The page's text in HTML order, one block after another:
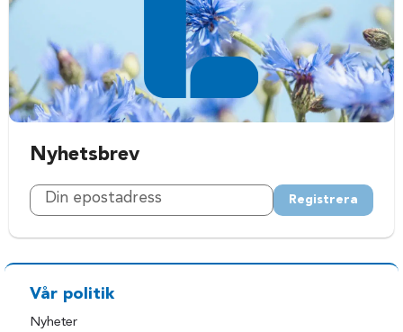
Nyhetsbrev
Registrera
Vår politik
Nyheter